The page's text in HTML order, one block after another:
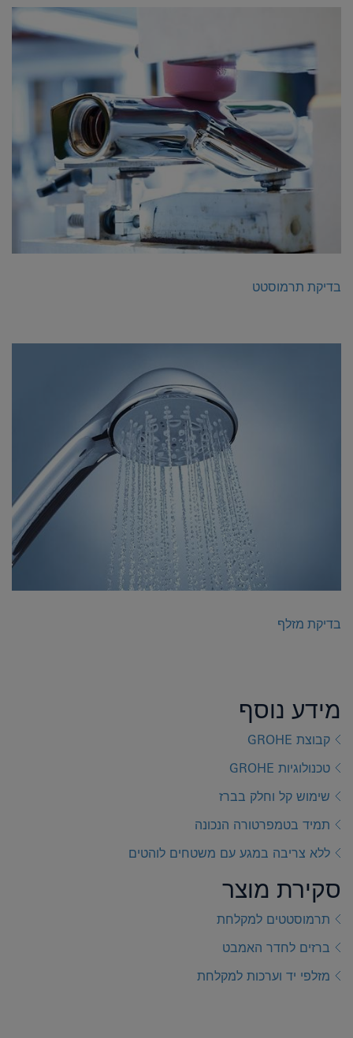
בדיקת תרמוסטט
בדיקת מזלף
מידע נוסף
קבוצת GROHE
טכנולוגיות GROHE
שימוש קל וחלק בברז
תמיד בטמפרטורה הנכונה
ללא צריבה במגע עם משטחים לוהטים
סקירת מוצר
תרמוסטטים למקלחת
ברזים לחדר האמבט
מזלפי יד וערכות למקלחת